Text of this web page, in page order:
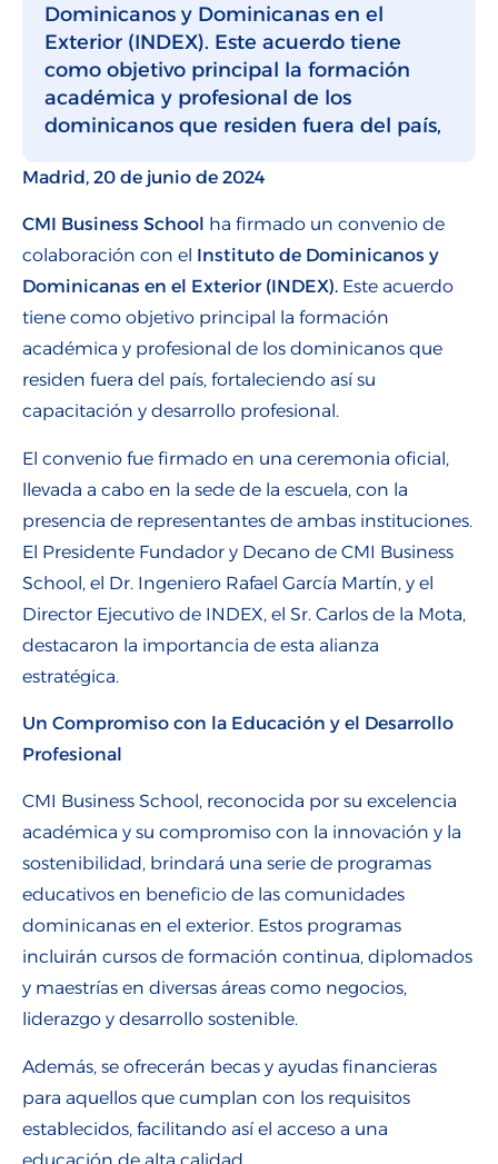
Dominicanos y Dominicanas en el
Exterior (INDEX). Este acuerdo tiene
como objetivo principal la formación
académica y profesional de los
dominicanos que residen fuera del país,
Madrid, 20 de junio de 2024
CMI Business School ha firmado un convenio de
colaboración con el Instituto de Dominicanos y
Dominicanas en el Exterior (INDEX). Este acuerdo
tiene como objetivo principal la formación
académica y profesional de los dominicanos que
residen fuera del país, fortaleciendo así su
capacitación y desarrollo profesional.
El convenio fue firmado en una ceremonia oficial,
llevada a cabo en la sede de la escuela, con la
presencia de representantes de ambas instituciones.
El Presidente Fundador y Decano de CMI Business
School, el Dr. Ingeniero Rafael García Martín, y el
Director Ejecutivo de INDEX, el Sr. Carlos de la Mota,
destacaron la importancia de esta alianza
estratégica.
Un Compromiso con la Educación y el Desarrollo
Profesional
CMI Business School, reconocida por su excelencia
académica y su compromiso con la innovación y la
sostenibilidad, brindará una serie de programas
educativos en beneficio de las comunidades
dominicanas en el exterior. Estos programas
incluirán cursos de formación continua, diplomados
y maestrías en diversas áreas como negocios,
liderazgo y desarrollo sostenible.
Además, se ofrecerán becas y ayudas financieras
para aquellos que cumplan con los requisitos
establecidos, facilitando así el acceso a una